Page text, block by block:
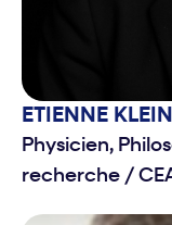
ETIENNE KLEIN
Physicien,
recherche /